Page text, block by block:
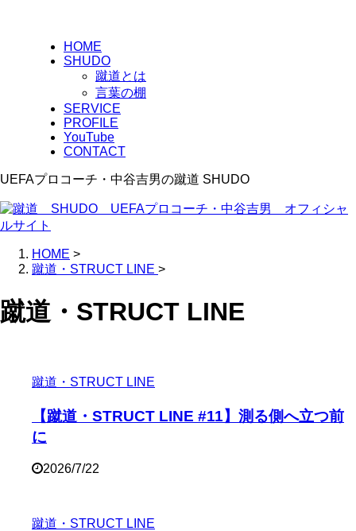
HOME
SHUDO
蹴道とは
言葉の棚
SERVICE
PROFILE
YouTube
CONTACT
UEFAプロコーチ・中谷吉男の蹴道 SHUDO
HOME >
蹴道・STRUCT LINE >
蹴道・STRUCT LINE
蹴道・STRUCT LINE
【蹴道・STRUCT LINE #11】測る側へ立つ前
に
2026/7/22
蹴道・STRUCT LINE